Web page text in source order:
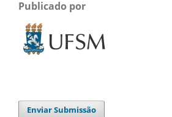
Publicado por
Enviar Submissão